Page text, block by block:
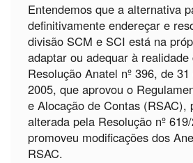
Entendemos que a alternativa
definitivamente endereçar e
divisão SCM e SCI está na
adaptar ou adequar à
Resolução Anatel nº 396, de
2005, que aprovou o
e Alocação de Contas (RSAC),
alterada pela Resolução nº
promoveu modificações dos
RSAC.